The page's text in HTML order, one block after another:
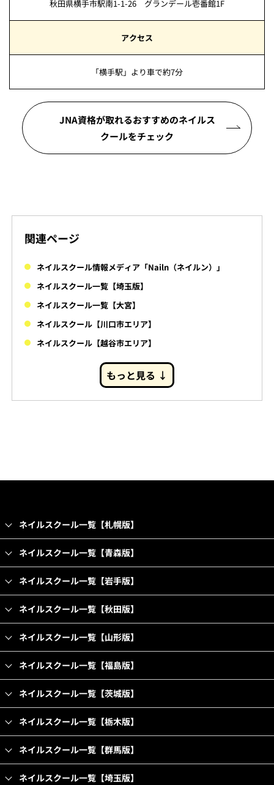
秋田県横手市駅南1-1-26 グランデール壱番館1F
アクセス
「横手駅」より車で約7分
JNA資格が取れるおすすめのネイルス
クールをチェック
関連ページ
ネイルスクール情報メディア「Nailn（ネイルン）」
ネイルスクール一覧【埼玉版】
ネイルスクール一覧【大宮】
ネイルスクール【川口市エリア】
ネイルスクール【越谷市エリア】
もっと見る ↓
ネイルスクール一覧【札幌版】
ネイルスクール一覧【青森版】
ネイルスクール一覧【岩手版】
ネイルスクール一覧【秋田版】
ネイルスクール一覧【山形版】
ネイルスクール一覧【福島版】
ネイルスクール一覧【茨城版】
ネイルスクール一覧【栃木版】
ネイルスクール一覧【群馬版】
ネイルスクール一覧【埼玉版】